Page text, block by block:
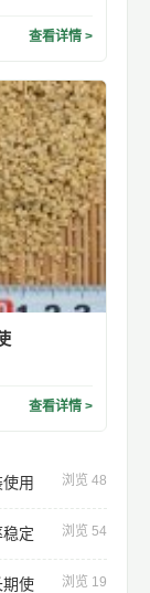
查看详情 >
查看详情 >
用 浏览 48
定 浏览 54
期使 浏览 19